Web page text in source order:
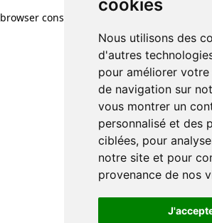
cookies
Nous utilisons des
d'autres
pour améliorer votre
de navigation sur
vous montrer un
personnalisé et des
ciblées, pour
notre site et pour
provenance de nos
browser console for more information)